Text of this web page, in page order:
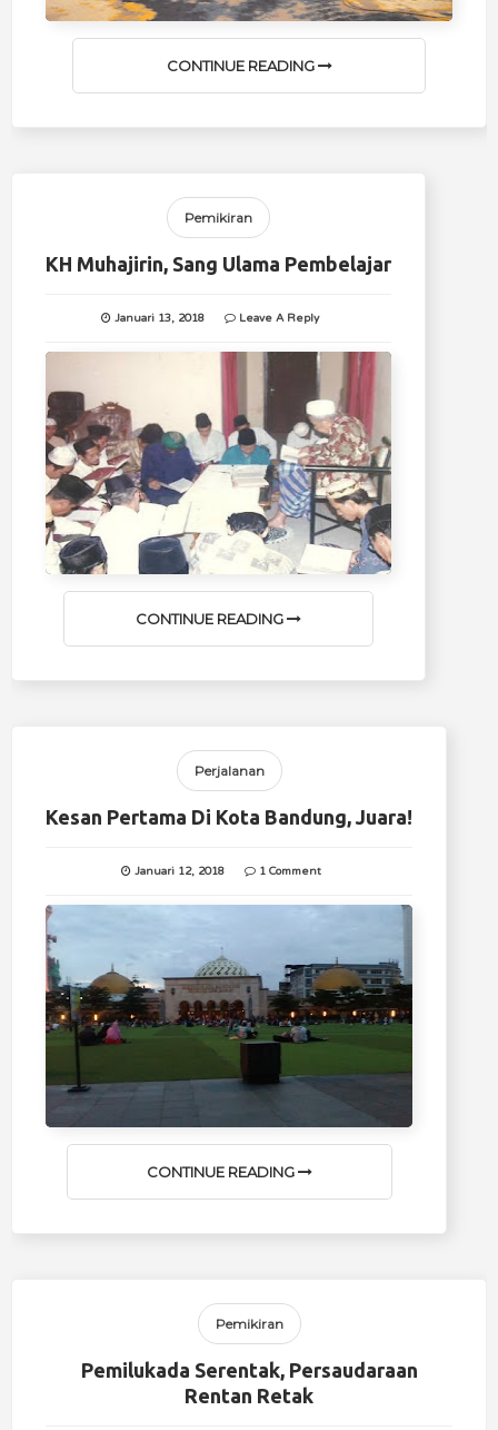
CONTINUE READING
Pemikiran
KH Muhajirin, Sang Ulama Pembelajar
Januari 13, 2018 Leave A Reply
CONTINUE READING
Perjalanan
Kesan Pertama Di Kota Bandung, Juara!
Januari 12, 2018 1 Comment
CONTINUE READING
Pemikiran
Pemilukada Serentak, Persaudaraan
Rentan Retak